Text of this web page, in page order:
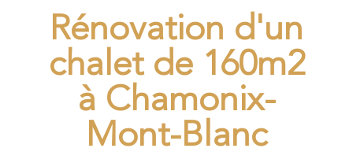
Rénovation d'un
chalet de 160m2
à Chamonix-
Mont-Blanc